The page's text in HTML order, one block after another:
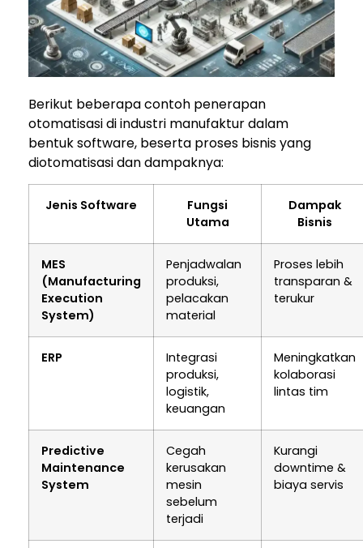
Berikut beberapa contoh penerapan
otomatisasi di industri manufaktur dalam
bentuk software, beserta proses bisnis yang
diotomatisasi dan dampaknya:
Jenis Software
Fungsi
Utama
Dampak
Bisnis
MES
(Manufacturing
Execution
System)
Penjadwalan
produksi,
pelacakan
material
Proses lebih
transparan &
terukur
ERP
Integrasi
produksi,
logistik,
keuangan
Meningkatkan
kolaborasi
lintas tim
Predictive
Maintenance
System
Cegah
kerusakan
mesin
sebelum
terjadi
Kurangi
downtime &
biaya servis